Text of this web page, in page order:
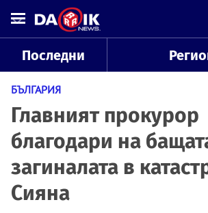
Последни
БЪЛГАРИЯ
Главният прокурор
благодари на
загиналата в
Сияна